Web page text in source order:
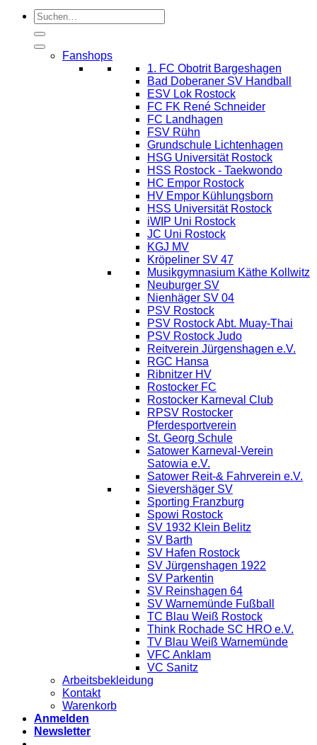
Suchen
nach:
Fanshops
1. FC Obotrit Bargeshagen
Bad Doberaner SV Handball
ESV Lok Rostock
FC FK René Schneider
FC Landhagen
FSV Rühn
Grundschule Lichtenhagen
HSG Universität Rostock
HSS Rostock - Taekwondo
HC Empor Rostock
HV Empor Kühlungsborn
HSS Universität Rostock
iWIP Uni Rostock
JC Uni Rostock
KGJ MV
Kröpeliner SV 47
Musikgymnasium Käthe Kollwitz
Neuburger SV
Nienhäger SV 04
PSV Rostock
PSV Rostock Abt. Muay-Thai
PSV Rostock Judo
Reitverein Jürgenshagen e.V.
RGC Hansa
Ribnitzer HV
Rostocker FC
Rostocker Karneval Club
RPSV Rostocker
Pferdesportverein
St. Georg Schule
Satower Karneval-Verein
Satowia e.V.
Satower Reit-& Fahrverein e.V.
Sievershäger SV
Sporting Franzburg
Spowi Rostock
SV 1932 Klein Belitz
SV Barth
SV Hafen Rostock
SV Jürgenshagen 1922
SV Parkentin
SV Reinshagen 64
SV Warnemünde Fußball
TC Blau Weiß Rostock
Think Rochade SC HRO e.V.
TV Blau Weiß Warnemünde
VFC Anklam
VC Sanitz
Arbeitsbekleidung
Kontakt
Warenkorb
Anmelden
Newsletter